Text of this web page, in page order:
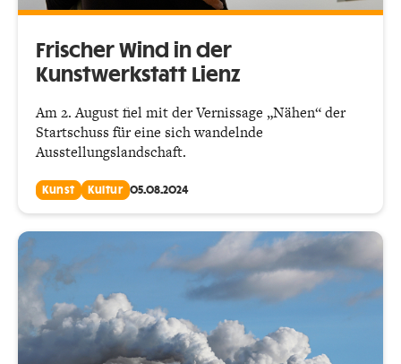
Frischer Wind in der
Kunstwerkstatt Lienz
Am 2. August fiel mit der Vernissage „Nähen“ der
Startschuss für eine sich wandelnde
Ausstellungslandschaft.
Kunst Kultur 05.08.2024